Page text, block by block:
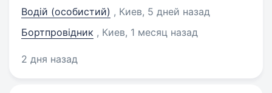
Водій (особистий) , Киев, 5 дней назад
Бортпровідник , Киев, 1 месяц назад
2 дня назад